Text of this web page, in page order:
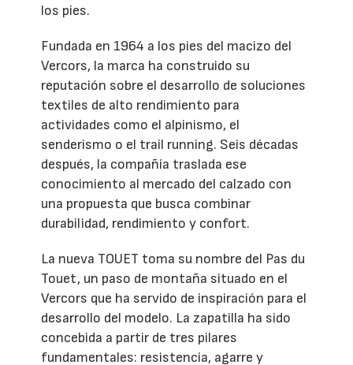
los pies.
Fundada en 1964 a los pies del macizo del
Vercors, la marca ha construido su
reputación sobre el desarrollo de soluciones
textiles de alto rendimiento para
actividades como el alpinismo, el
senderismo o el trail running. Seis décadas
después, la compañía traslada ese
conocimiento al mercado del calzado con
una propuesta que busca combinar
durabilidad, rendimiento y confort.
La nueva TOUET toma su nombre del Pas du
Touet, un paso de montaña situado en el
Vercors que ha servido de inspiración para el
desarrollo del modelo. La zapatilla ha sido
concebida a partir de tres pilares
fundamentales: resistencia, agarre y